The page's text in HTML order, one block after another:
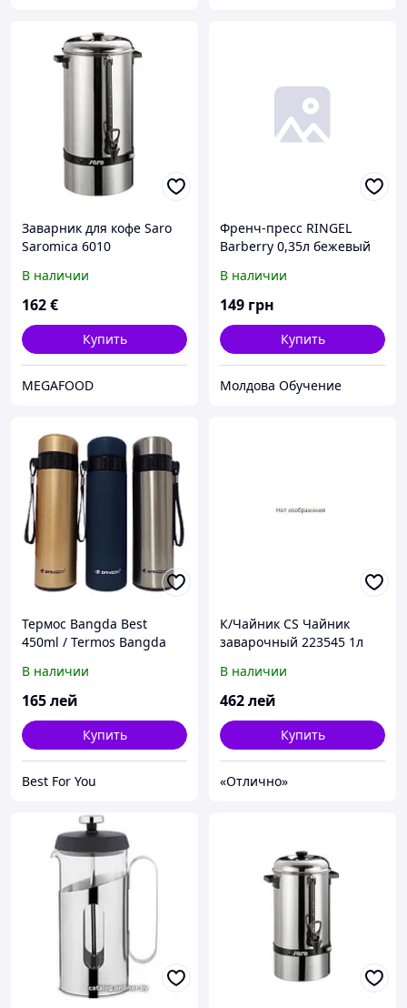
Заварник для кофе Saro
Saromica 6010
В наличии
162€
Купить
MEGAFOOD
Френч-пресс RINGEL
Barberry 0,35л бежевый
В наличии
149 грн
Купить
Молдова Обучение
Термос Bangda Best
450ml / Termos Bangda
В наличии
165лей
Купить
Best For You
К/Чайник CS Чайник
заварочный 223545 1л
В наличии
462лей
Купить
«Отлично»